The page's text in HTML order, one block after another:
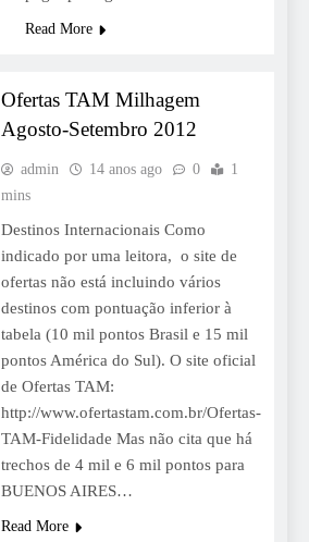
Read More
Ofertas TAM Milhagem
Agosto-Setembro 2012
admin 14 anos ago 0
1
mins
Destinos Internacionais Como
indicado por uma leitora, o site de
ofertas não está incluindo vários
destinos com pontuação inferior à
tabela (10 mil pontos Brasil e 15 mil
pontos América do Sul). O site oficial
de Ofertas TAM:
http://www.ofertastam.com.br/Ofertas-
TAM-Fidelidade Mas não cita que há
trechos de 4 mil e 6 mil pontos para
BUENOS AIRES…
Read More